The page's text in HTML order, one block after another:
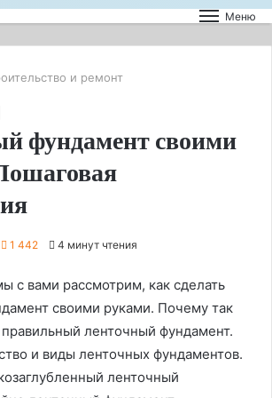
Меню
и ремонт
фундамент своими
1 442 4 минут чтения
с вами рассмотрим, как сделать
своими руками. Почему так
ленточный фундамент.
и виды ленточных фундаментов.
ленточный